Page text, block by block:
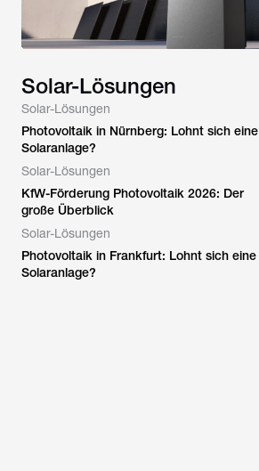
Solar-Lösungen
Solar-Lösungen
Photovoltaik in Nürnberg: Lohnt sich eine
Solaranlage?
Solar-Lösungen
KfW-Förderung Photovoltaik 2026: Der
große Überblick
Solar-Lösungen
Photovoltaik in Frankfurt: Lohnt sich eine
Solaranlage?